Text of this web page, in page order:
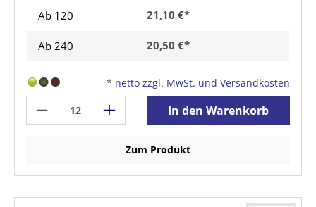
Ab 120 21,10 €*
Ab 240 20,50 €*
* netto zzgl. MwSt. und Versandkosten
In den Warenkorb
Zum Produkt